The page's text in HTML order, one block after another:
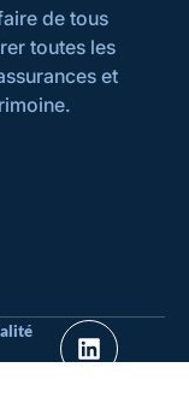
de tous
toutes les
et